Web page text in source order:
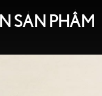
SẢN PHẨM